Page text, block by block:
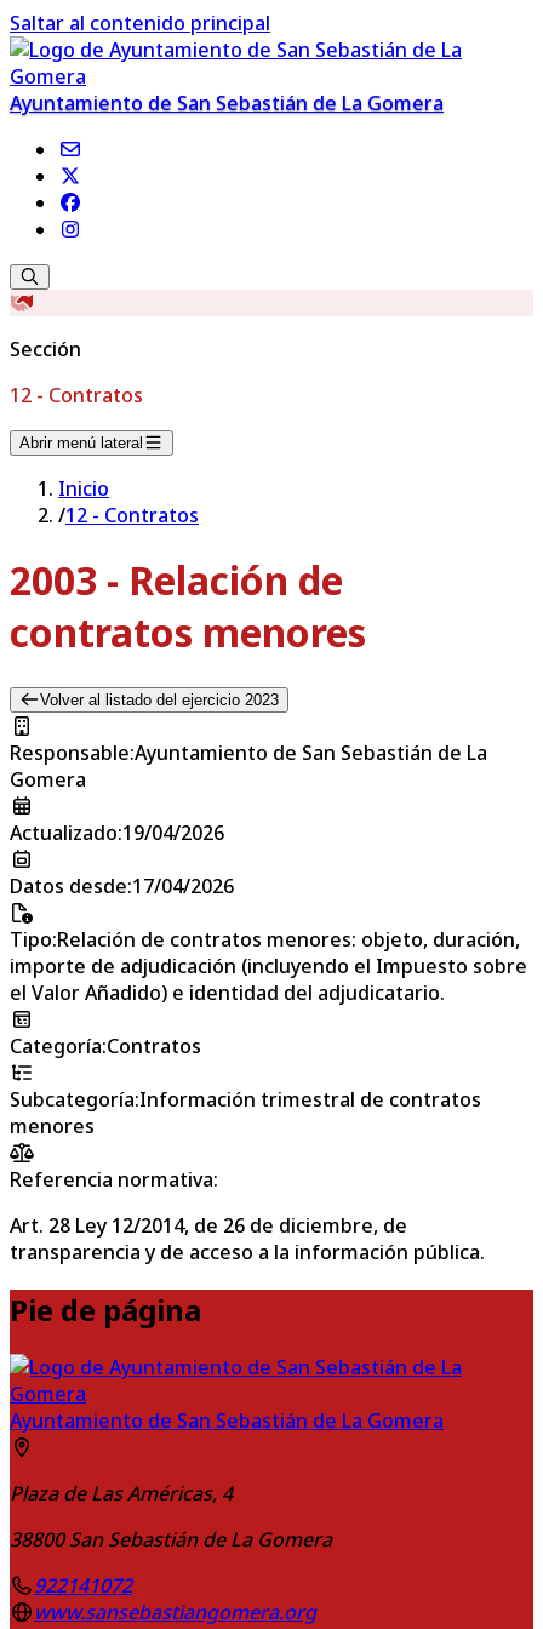
Saltar al contenido principal
Ayuntamiento de San Sebastián de La Gomera
Sección
12 - Contratos
Abrir menú lateral
Inicio
/12 - Contratos
2003 - Relación de
contratos menores
Volver al listado del ejercicio 2023
Responsable:Ayuntamiento de San Sebastián de La
Gomera
Actualizado:19/04/2026
Datos desde:17/04/2026
Tipo:Relación de contratos menores: objeto, duración,
importe de adjudicación (incluyendo el Impuesto sobre
el Valor Añadido) e identidad del adjudicatario.
Categoría:Contratos
Subcategoría:Información trimestral de contratos
menores
Referencia normativa:
Art. 28 Ley 12/2014, de 26 de diciembre, de
transparencia y de acceso a la información pública.
Pie de página
Ayuntamiento de San Sebastián de La Gomera
Plaza de Las Américas, 4
38800 San Sebastián de La Gomera
922141072
www.sansebastiangomera.org